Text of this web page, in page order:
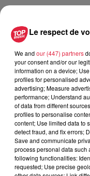
Le respect de
We and our (447) partners
your consent and/or our
information on a device;
profiles for personalised
advertising; Measure
performance; Understand
of data from different
profiles to personalise
content; Use limited data to
detect fraud, and fix errors;
Save and communicate
process personal data such
following functionalities:
requested; Use precise